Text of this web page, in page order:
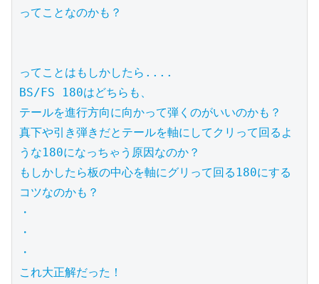
ってことなのかも？
ってことはもしかしたら....
BS/FS 180はどちらも、
テールを進行方向に向かって弾くのがいいのかも？
真下や引き弾きだとテールを軸にしてクリって回るよ
うな180になっちゃう原因なのか？
もしかしたら板の中心を軸にグリって回る180にする
コツなのかも？
・
・
・
これ大正解だった！